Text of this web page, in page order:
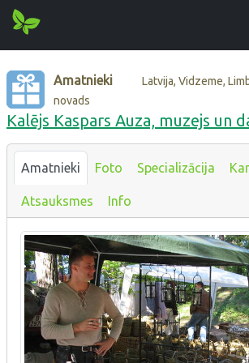
Amatnieki
Latvija, Vidzeme,
novads
Kalējs Kaspars Auza, muzejs un
Amatnieki Foto Specializācija
Atsauksmes Info